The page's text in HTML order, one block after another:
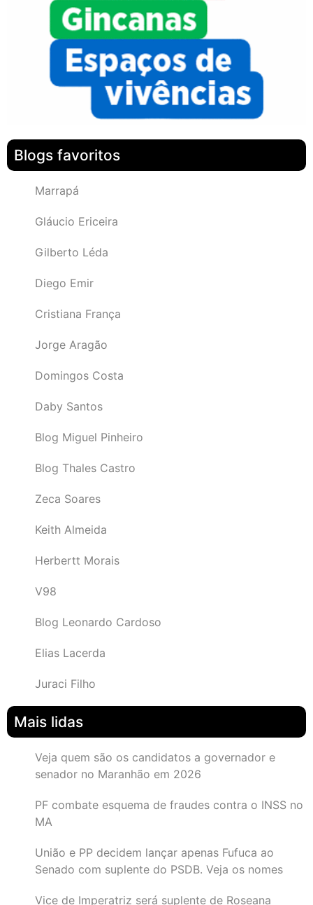
Blogs favoritos
Marrapá
Gláucio Ericeira
Gilberto Léda
Diego Emir
Cristiana França
Jorge Aragão
Domingos Costa
Daby Santos
Blog Miguel Pinheiro
Blog Thales Castro
Zeca Soares
Keith Almeida
Herbertt Morais
V98
Blog Leonardo Cardoso
Elias Lacerda
Juraci Filho
Mais lidas
Veja quem são os candidatos a governador e
senador no Maranhão em 2026
PF combate esquema de fraudes contra o INSS no
MA
União e PP decidem lançar apenas Fufuca ao
Senado com suplente do PSDB. Veja os nomes
Vice de Imperatriz será suplente de Roseana